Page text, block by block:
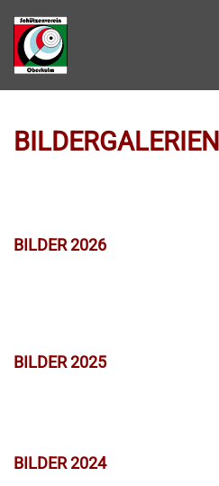
Zum Hauptinhalt springen
BILDERGALERIEN
BILDER 2026
BILDER 2025
BILDER 2024